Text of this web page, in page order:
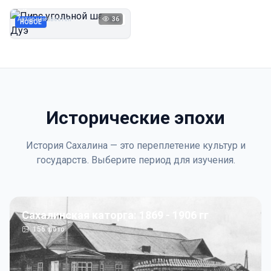
НОВОЕ 1923
Автор неизвестен 36
Исторические эпохи
История Сахалина — это переплетение культур и
государств. Выберите период для изучения.
Сахалинская каторга: 1869 - 1906 гг
156фото